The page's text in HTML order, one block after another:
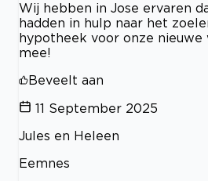
Wij hebben in Jose ervaren
hadden in hulp naar het
hypotheek voor onze nieuwe
mee!
Beveelt aan
11 September 2025
Jules en Heleen
Eemnes